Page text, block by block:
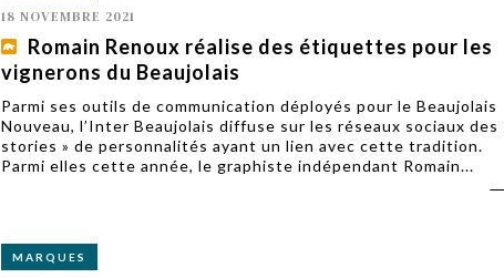
18 NOVEMBRE 2021
Romain Renoux réalise des étiquettes pour les
vignerons du Beaujolais
Parmi ses outils de communication déployés pour le Beaujolais
Nouveau, l’Inter Beaujolais diffuse sur les réseaux sociaux des
stories » de personnalités ayant un lien avec cette tradition.
Parmi elles cette année, le graphiste indépendant Romain...
MARQUES